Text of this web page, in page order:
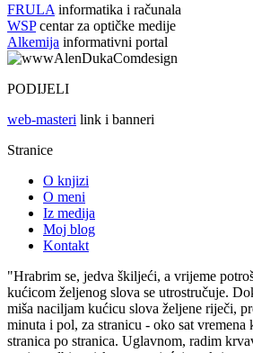
FRULA informatika i računala
WSPcentar za optičke medije
Alkemija informativni portal
PODIJELI
web-masteri link i banneri
Stranice
O knjizi
O meni
Iz medija
Moj blog
Kontakt
"Hrabrim se, jedva škiljeći, a vrijeme
kućicom željenog slova se utrostručuje.
miša naciljam kućicu slova željene riječi,
minuta i pol, za stranicu - oko sat
stranica po stranica. Uglavnom, radim